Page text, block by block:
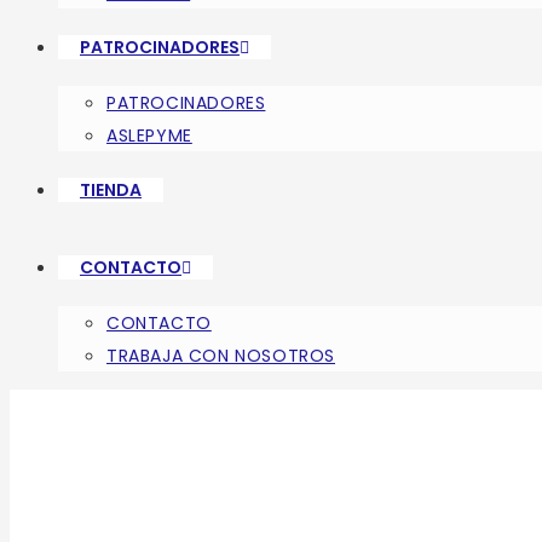
PATROCINADORES
PATROCINADORES
ASLEPYME
TIENDA
CONTACTO
CONTACTO
TRABAJA CON NOSOTROS